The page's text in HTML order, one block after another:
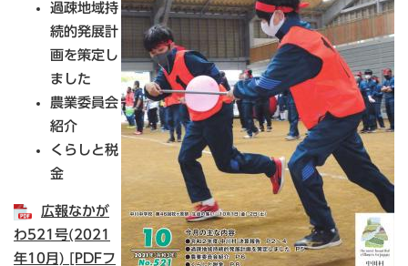
過疎地域持
続的発展計
画を策定し
ました
農業委員会
紹介
くらしと税
金
広報なかが
わ521号(2021
年10月) [PDFフ